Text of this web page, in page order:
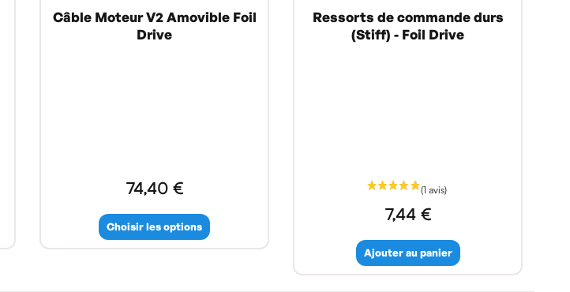
Câble Moteur V2 Amovible Foil
Drive
74,40 €
Choisir les options
Ressorts de commande durs
(Stiff) - Foil Drive
7,44 €
Ajouter au panier